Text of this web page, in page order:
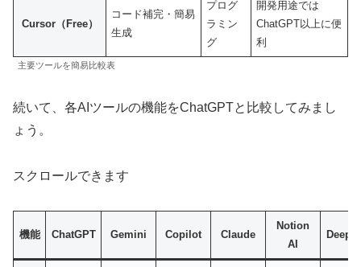
Cursor（Free）
コード補完・簡易
生成
プログ
ラミン
グ
開発用途では
ChatGPT以上に便
利
主要ツールを簡易比較表
続いて、各AIツールの機能をChatGPTと比較してみまし
ょう。
スクロールできます
機能 ChatGPT Gemini Copilot Claude
Notion
AI